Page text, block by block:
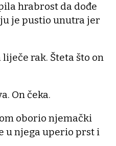
hrabrost da dođe
je pustio unutra jer
liječe rak. Šteta što on
On čeka.
oborio njemački
u njega uperio prst i